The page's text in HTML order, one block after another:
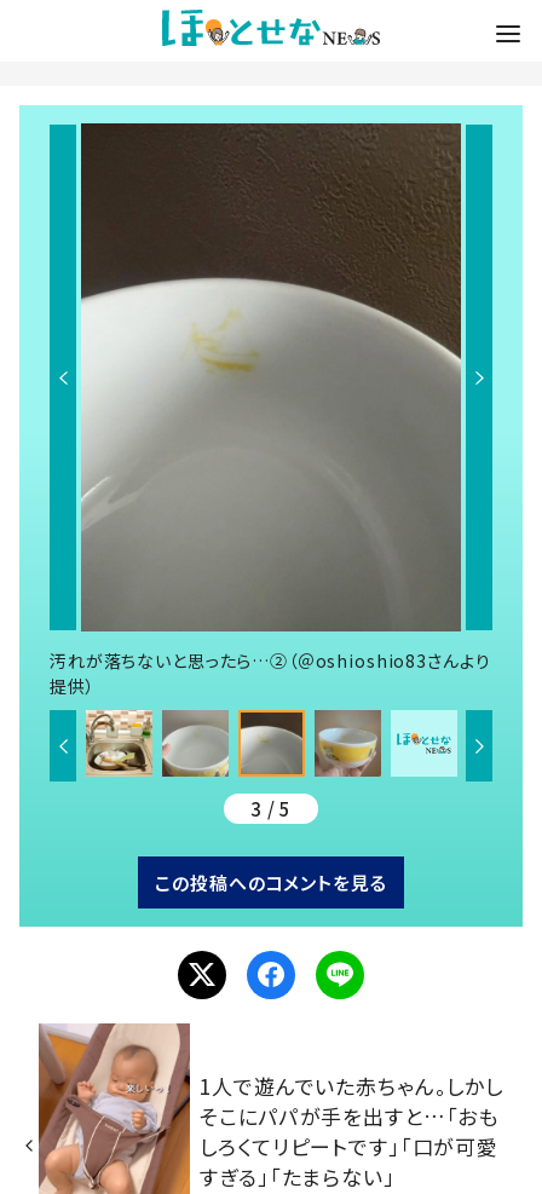
汚れが落ちないと思ったら…②（＠oshioshio83さんより
提供）
3 / 5
この投稿へのコメントを見る
1人で遊んでいた赤ちゃん。しかし
そこにパパが手を出すと…「おも
しろくてリピートです」「口が可愛
すぎる」「たまらない」